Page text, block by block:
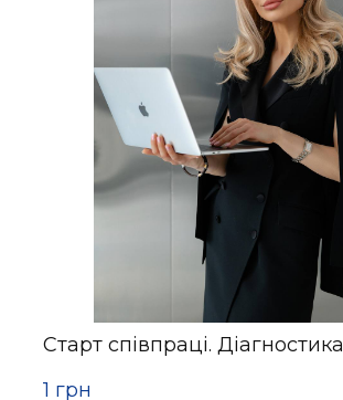
Старт співпраці. Діагностика
1 грн